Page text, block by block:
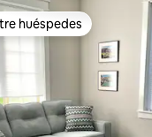
huéspedes más
huéspedes